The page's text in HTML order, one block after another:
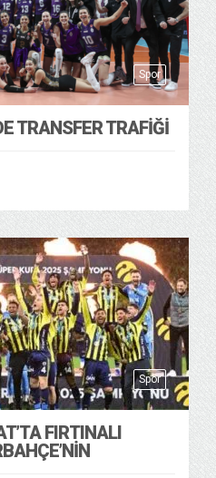
Spor
TRANSFER TRAFİĞİ
Spor
FIRTINALI